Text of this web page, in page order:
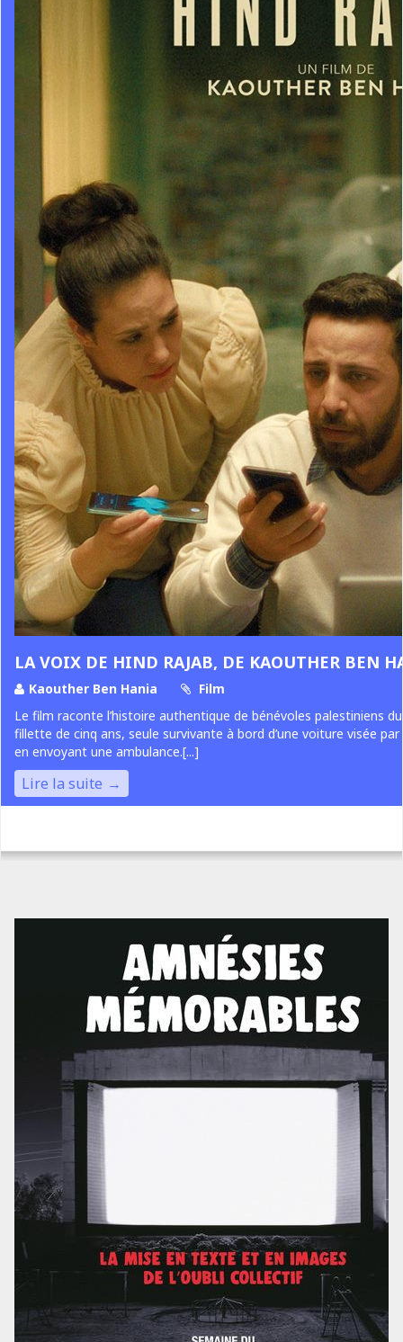
LA VOIX DE HIND RAJAB, DE KAOUTHER BEN
Kaouther Ben Hania
Film
Le film raconte l’histoire authentique de bénévoles palestiniens
fillette de cinq ans, seule survivante à bord d’une voiture visée
en envoyant une ambulance.[...]
Lire la suite